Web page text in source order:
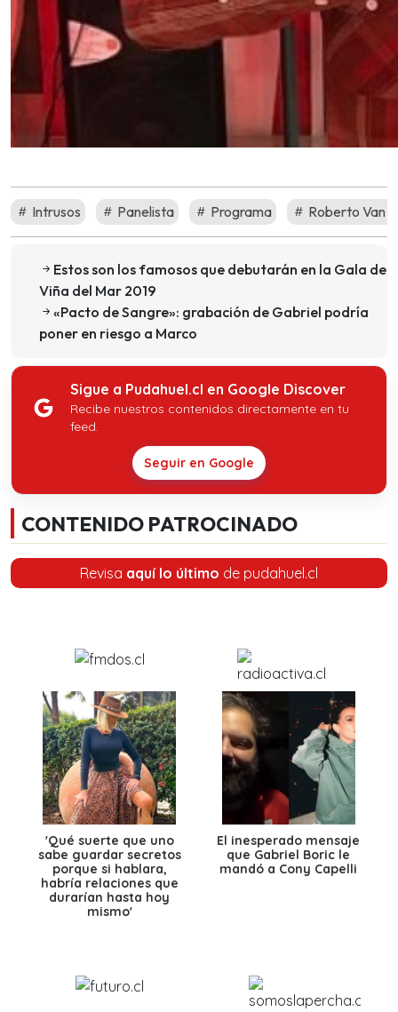
Intrusos Panelista Programa Roberto Van
Estos son los famosos que debutarán en la Gala de
Viña del Mar 2019
«Pacto de Sangre»: grabación de Gabriel podría
poner en riesgo a Marco
Sigue a Pudahuel.cl en Google Discover
Recibe nuestros contenidos directamente en tu
feed.
Seguir en Google
CONTENIDO PATROCINADO
Revisa aquí lo último de pudahuel.cl
'Qué suerte que uno
sabe guardar secretos
porque si hablara,
habría relaciones que
durarían hasta hoy
mismo'
El inesperado mensaje
que Gabriel Boric le
mandó a Cony Capelli